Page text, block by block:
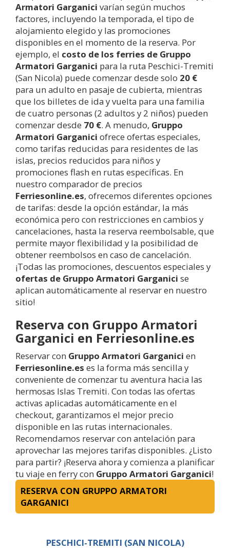
Armatori Garganici varían según muchos
factores, incluyendo la temporada, el tipo de
alojamiento elegido y las promociones
disponibles en el momento de la reserva. Por
ejemplo, el costo de los ferries de Gruppo
Armatori Garganici para la ruta Peschici-Tremiti
(San Nicola) puede comenzar desde solo 20 €
para un adulto en pasaje de cubierta, mientras
que los billetes de ida y vuelta para una familia
de cuatro personas (2 adultos y 2 niños) pueden
comenzar desde 70 €. A menudo, Gruppo
Armatori Garganici ofrece ofertas especiales,
como tarifas reducidas para residentes de las
islas, precios reducidos para niños y
promociones flash en rutas específicas. En
nuestro comparador de precios
Ferriesonline.es, ofrecemos diferentes opciones
de tarifas: desde la opción estándar, la más
económica pero con restricciones en cambios y
cancelaciones, hasta la reserva reembolsable, que
permite mayor flexibilidad y la posibilidad de
obtener reembolsos en caso de cancelación.
¡Todas las promociones, descuentos especiales y
ofertas de Gruppo Armatori Garganici se
aplican automáticamente al reservar en nuestro
sitio!
Reserva con Gruppo Armatori
Garganici en Ferriesonline.es
Reservar con Gruppo Armatori Garganici en
Ferriesonline.es es la forma más sencilla y
conveniente de comenzar tu aventura hacia las
hermosas Islas Tremiti. Con todas las ofertas
activas aplicadas automáticamente en el
checkout, garantizamos el mejor precio
disponible en las rutas internacionales.
Recomendamos reservar con antelación para
aprovechar las mejores tarifas disponibles. ¿Listo
para partir? ¡Reserva ahora y comienza a planificar
tu viaje en ferry con Gruppo Armatori Garganici!
RESERVA CON GRUPPO ARMATORI
GARGANICI
PESCHICI-TREMITI (SAN NICOLA)